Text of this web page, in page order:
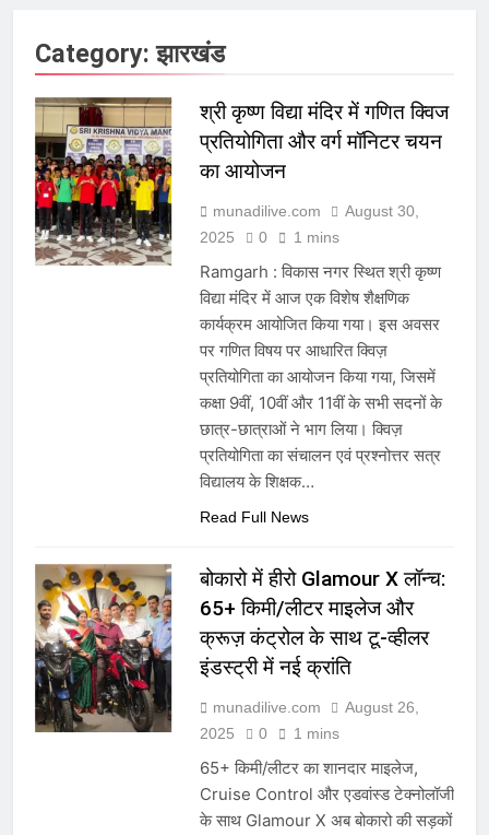
Category:झारखंड
श्री कृष्ण विद्या मंदिर में गणित क्विज
प्रतियोगिता और वर्ग मॉनिटर चयन
का आयोजन
munadilive.com
August 30,
2025
0 1 mins
Ramgarh : विकास नगर स्थित श्री कृष्ण
विद्या मंदिर में आज एक विशेष शैक्षणिक
कार्यक्रम आयोजित किया गया। इस अवसर
पर गणित विषय पर आधारित क्विज़
प्रतियोगिता का आयोजन किया गया, जिसमें
कक्षा 9वीं, 10वीं और 11वीं के सभी सदनों के
छात्र-छात्राओं ने भाग लिया। क्विज़
प्रतियोगिता का संचालन एवं प्रश्नोत्तर सत्र
विद्यालय के शिक्षक…
Read Full News
बोकारो में हीरो Glamour X लॉन्च:
65+ किमी/लीटर माइलेज और
क्रूज़ कंट्रोल के साथ टू-व्हीलर
इंडस्ट्री में नई क्रांति
munadilive.com
August 26,
2025
0 1 mins
65+ किमी/लीटर का शानदार माइलेज,
Cruise Control और एडवांस्ड टेक्नोलॉजी
के साथ Glamour X अब बोकारो की सड़कों